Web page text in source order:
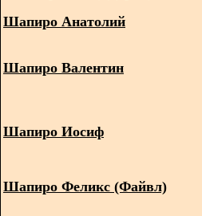
Шапиро Анатолий
Шапиро Валентин
Шапиро Иосиф
Шапиро Феликс (Файвл)